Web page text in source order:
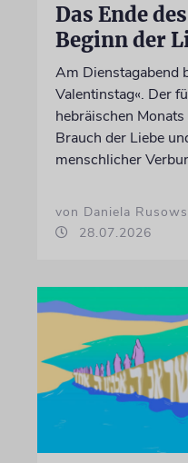
Das Ende
Beginn der
Am Dienstagabend
Valentinstag«. Der
hebräischen
Brauch der Liebe
menschlicher
von Daniela
28.07.2026